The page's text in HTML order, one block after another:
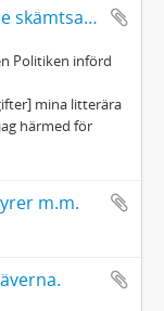
August Strindberg: "I anledning af de skämtsamma..."
Politiken införd
mina litterära
härmed för
m.m.